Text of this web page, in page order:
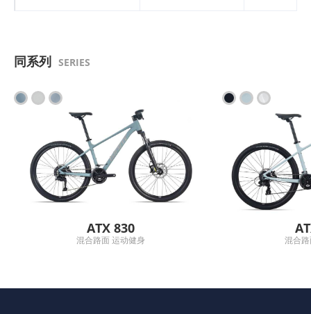
同系列 SERIES
ATX 830
混合路面 运动健身 混合